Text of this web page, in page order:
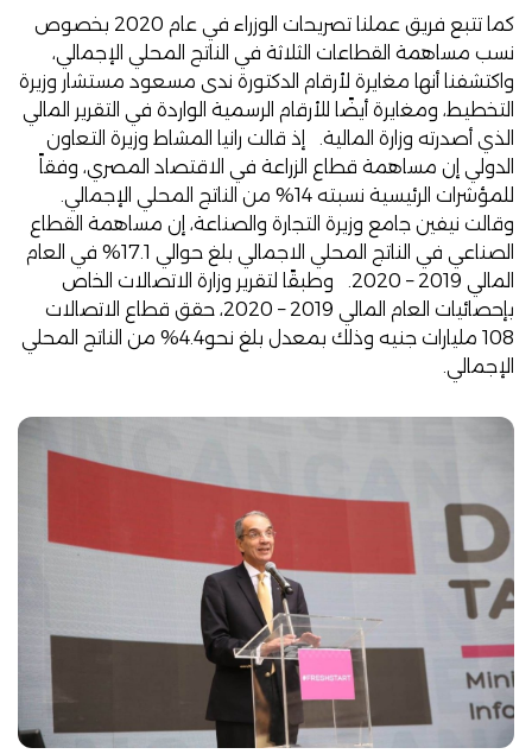
كما تتبع فريق عملنا تصريحات الوزراء في عام 2020 بخصوص
نسب مساهمة القطاعات الثلاثة في الناتج المحلي الإجمالي،
واكتشفنا أنها مغايرة لأرقام الدكتورة ندى مسعود مستشار وزيرة
التخطيط، ومغايرة أيضًا للأرقام الرسمية الواردة في التقرير المالي
الذي أصدرته وزارة المالية. إذ قالت رانيا المشاط وزيرة التعاون
الدولي إن مساهمة قطاع الزراعة في الاقتصاد المصري، وفقاً
للمؤشرات الرئيسية نسبته 14% من الناتج المحلي الإجمالي.
وقالت نيفين جامع وزيرة التجارة والصناعة، إن مساهمة القطاع
الصناعي في الناتج المحلي الاجمالي بلغ حوالي 17.1% في العام
المالي 2019 – 2020. وطبقًا لتقرير
وزارة الاتصالات الخاص
بإحصائيات العام المالي 2019 – 2020، حقق قطاع الاتصالات
108 مليارات جنيه وذلك بمعدل بلغ نحو4.4% من الناتج المحلي
الإجمالي.